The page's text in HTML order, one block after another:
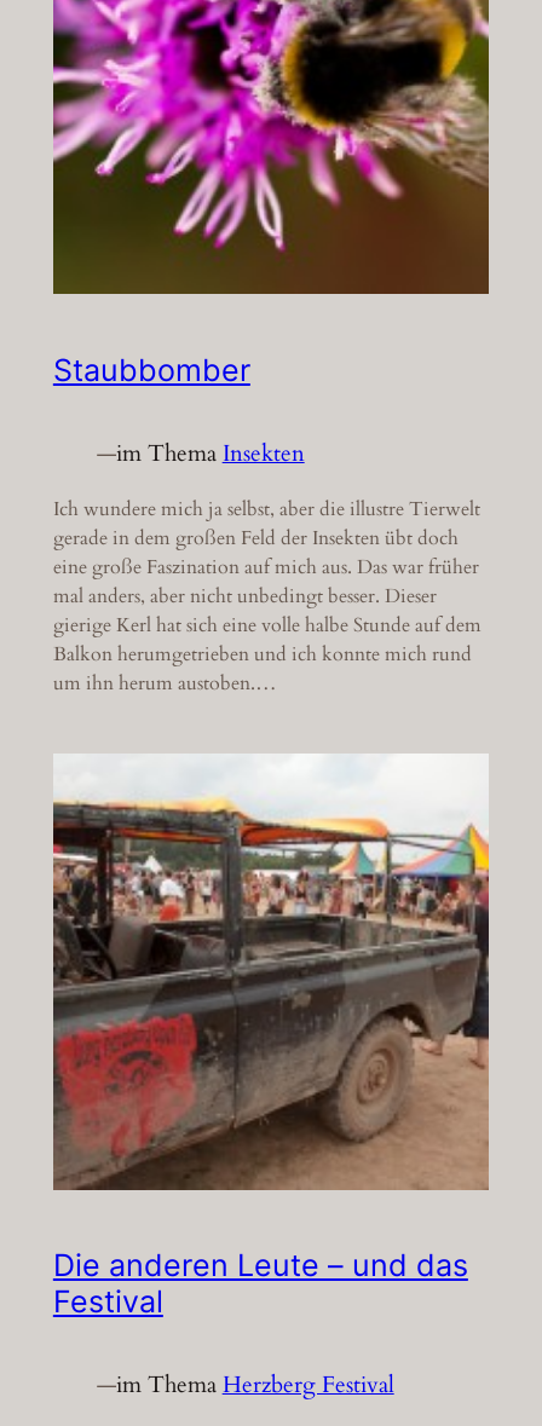
Staubbomber
—im Thema Insekten
Ich wundere mich ja selbst, aber die illustre Tierwelt
gerade in dem großen Feld der Insekten übt doch
eine große Faszination auf mich aus. Das war früher
mal anders, aber nicht unbedingt besser. Dieser
gierige Kerl hat sich eine volle halbe Stunde auf dem
Balkon herumgetrieben und ich konnte mich rund
um ihn herum austoben.…
Die anderen Leute – und das
Festival
—im ThemaHerzberg Festival